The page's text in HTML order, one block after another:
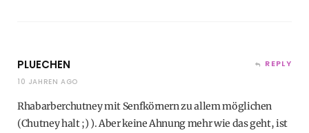
PLUECHEN
10 JAHREN AGO
REPLY
Rhabarberchutney mit Senfkörnern zu allem möglichen
(Chutney halt ;) ). Aber keine Ahnung mehr wie das geht, ist